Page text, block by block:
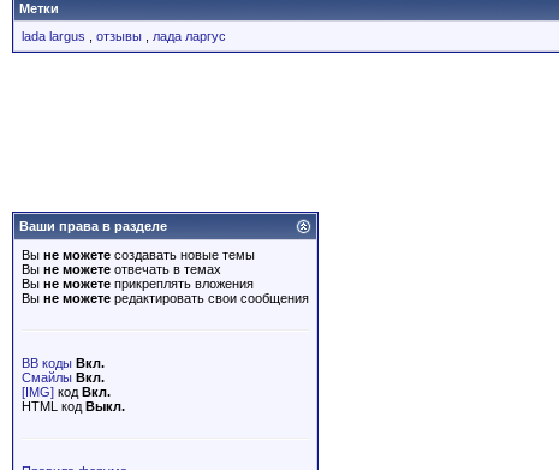
Метки
lada largus
отзывы лада ларгус
Ваши права в разделе
Вы не можете создавать новые темы
Вы не можете отвечать в темах
Вы не можете прикреплять вложения
Вы не можете редактировать свои сообщения
BB коды Вкл.
Смайлы Вкл.
[IMG] код Вкл.
HTML код Выкл.